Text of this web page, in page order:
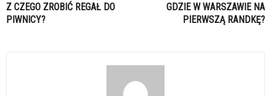
Z CZEGO ZROBIĆ REGAŁ DO
PIWNICY?
GDZIE W WARSZAWIE NA
PIERWSZĄ RANDKĘ?